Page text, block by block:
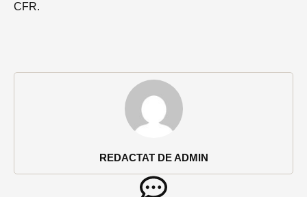
REDACTAT DE ADMIN
CFR.